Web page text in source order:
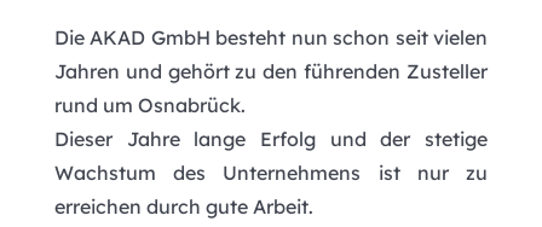
Die AKAD GmbH besteht nun schon seit vielen
Jahren und gehört zu den führenden Zusteller
rund um Osnabrück.
Dieser Jahre lange Erfolg und der stetige
Wachstum des Unternehmens ist nur zu
erreichen durch gute Arbeit.